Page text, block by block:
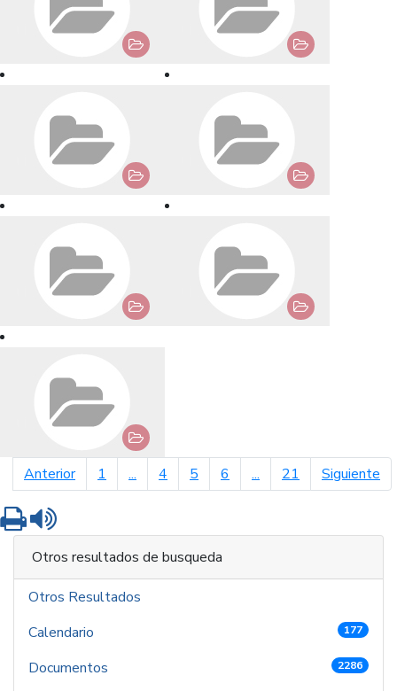
Anteriorpágina anterior
1 ... 4 5 6 ... 21 Siguiente
Imprimir
Otros resultados de busqueda
Otros Resultados
Calendario
177
Documentos 2286